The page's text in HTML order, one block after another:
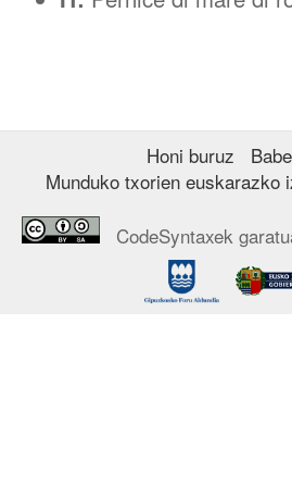
Honi buruz
Munduko txorien euskarazko
CodeSyntaxek